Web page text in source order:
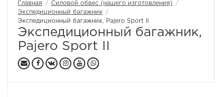
Главная / Силовой обвес (нашего изготовления)
/
Экспедиционный багажник
/
Экспедиционный багажник, Pajero Sport II
Экспедиционный багажник,
Pajero Sport II